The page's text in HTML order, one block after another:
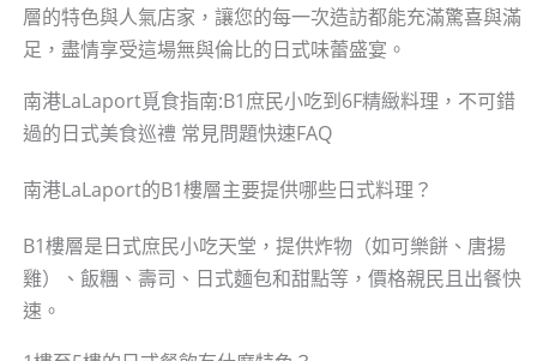
層的特色與人氣店家，讓您的每一次造訪都能充滿驚喜與滿
足，盡情享受這場無與倫比的日式味蕾盛宴。
南港LaLaport覓食指南:B1庶民小吃到6F精緻料理，不可錯
過的日式美食巡禮 常見問題快速FAQ
南港LaLaport的B1樓層主要提供哪些日式料理？
B1樓層是日式庶民小吃天堂，提供炸物（如可樂餅、唐揚
雞）、飯糰、壽司、日式麵包和甜點等，價格親民且出餐快
速。